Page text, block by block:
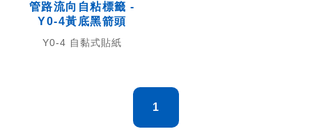
管路流向自粘標籤 -
Y0-4黃底黑箭頭
Y0-4 自黏式貼紙
1